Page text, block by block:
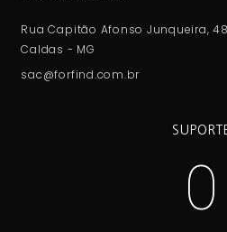
Rua Capitão Afonso Junqueira,
Caldas - MG
sac@forfind.com.br
0